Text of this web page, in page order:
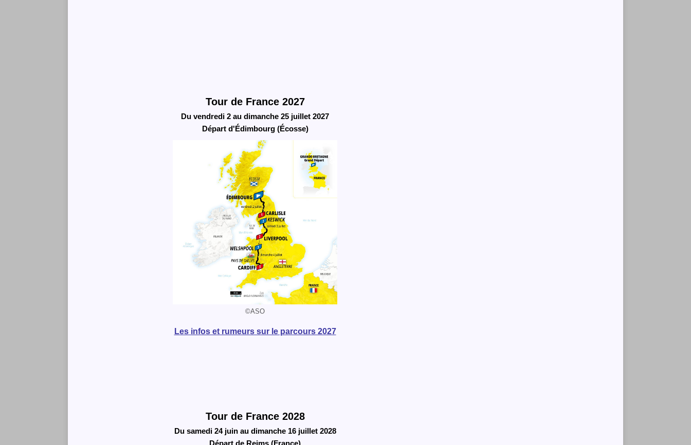
Tour de France 2027
Du vendredi 2 au dimanche 25 juillet 2027
Départ d'Édimbourg (Écosse)
©ASO
Les infos et rumeurs sur le parcours 2027
Tour de France 2028
Du samedi 24 juin au dimanche 16 juillet 2028
Départ de Reims (France)